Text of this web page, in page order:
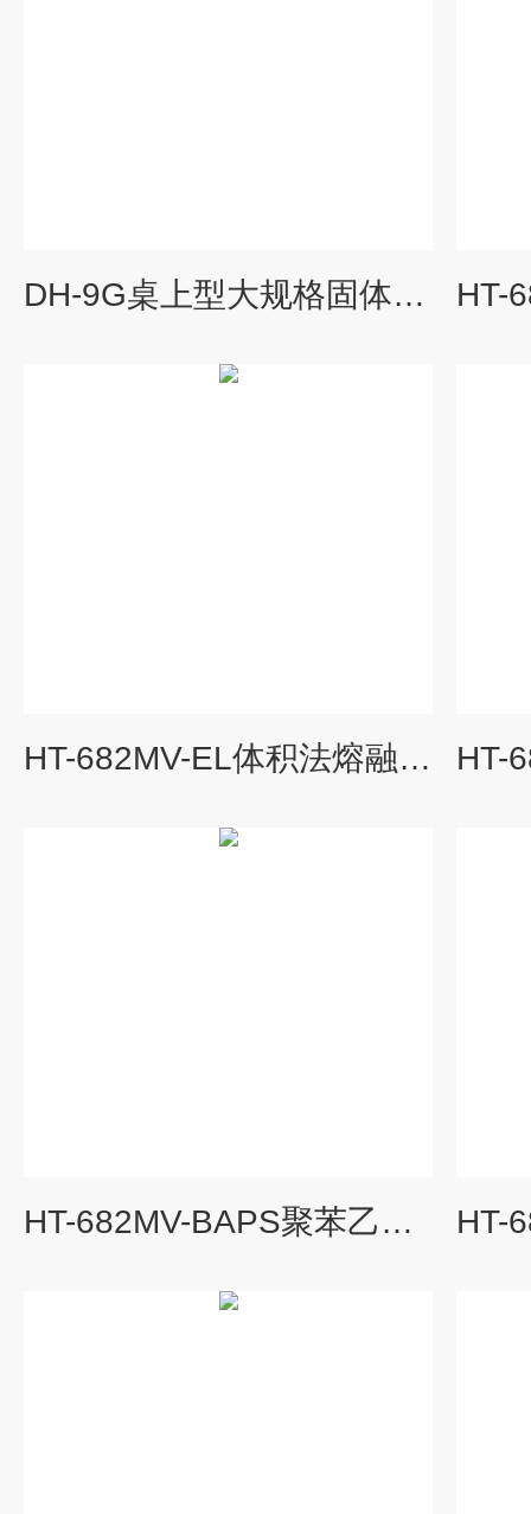
DH-9G桌上型大规格固体密度计
HT-682MV-EL体积法熔融指数测试仪
HT-682MV-BAPS聚苯乙烯熔融指数仪